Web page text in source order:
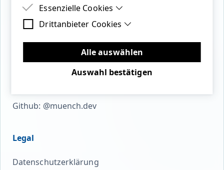
Essenzielle Cookies
Essenzielle Cookies sind Cookies, welche für
benötigt werden.
Drittanbieter Cookies
Drittanbieter Cookies sind Cookies, die
Drittanbieter-Software setzen, um Funktionen
wie Google Maps zu ermöglichen.
Alle auswählen
Auswahl bestätigen
bluesky
linkedin
twitter
youtube
mastodon
github
Open Source
Github: @muench.dev
Legal
Datenschutzerklärung